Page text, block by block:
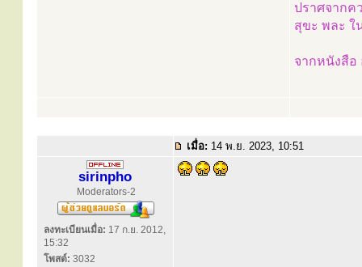
ปราศจากค
สุขะ พละ ใ
จากหนังสือ
เมื่อ: 14 พ.ย. 2023, 10:51
sirinpho
Moderators-2
ลงทะเบียนเมื่อ: 17 ก.ย. 2012,
15:32
โพสต์: 3032